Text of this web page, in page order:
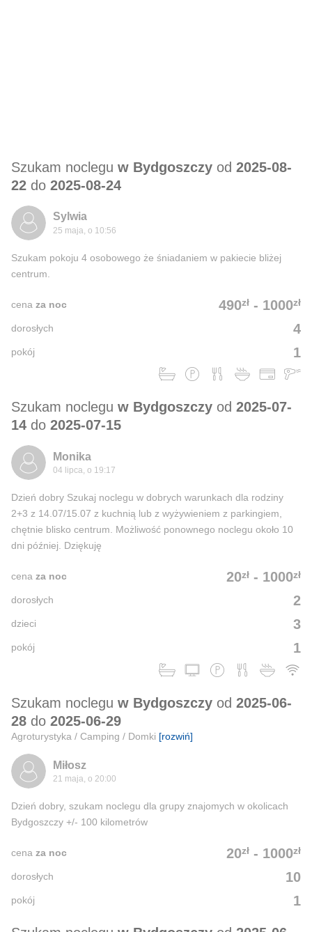
Szukam noclegu w Bydgoszczy od 2025-08-
22 do 2025-08-24
Sylwia
25 maja, o 10:56
Szukam pokoju 4 osobowego że śniadaniem w pakiecie bliżej
centrum.
490zł - 1000zł
cena za noc
4
dorosłych
1
pokój
Szukam noclegu w Bydgoszczy od 2025-07-
14 do 2025-07-15
Monika
04 lipca, o 19:17
Dzień dobry Szukaj noclegu w dobrych warunkach dla rodziny
2+3 z 14.07/15.07 z kuchnią lub z wyżywieniem z parkingiem,
chętnie blisko centrum. Możliwość ponownego noclegu około 10
dni później. Dziękuję
20zł - 1000zł
cena za noc
2
dorosłych
3
dzieci
1
pokój
Szukam noclegu w Bydgoszczy od 2025-06-
28 do 2025-06-29
Agroturystyka / Camping / Domki [rozwiń]
Miłosz
21 maja, o 20:00
Dzień dobry, szukam noclegu dla grupy znajomych w okolicach
Bydgoszczy +/- 100 kilometrów
20zł - 1000zł
cena za noc
10
dorosłych
1
pokój